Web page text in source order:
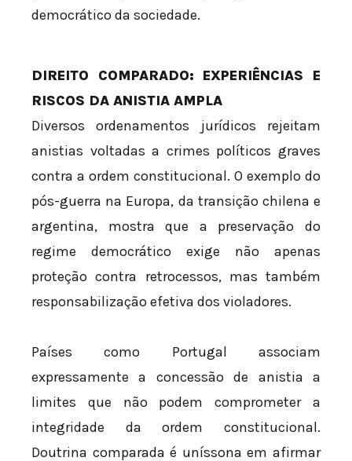
democrático da sociedade.
DIREITO COMPARADO: EXPERIÊNCIAS E
RISCOS DA ANISTIA AMPLA
Diversos ordenamentos jurídicos rejeitam
anistias voltadas a crimes políticos graves
contra a ordem constitucional. O exemplo do
pós-guerra na Europa, da transição chilena e
argentina, mostra que a preservação do
regime democrático exige não apenas
proteção contra retrocessos, mas também
responsabilização efetiva dos violadores.
Países como Portugal associam
expressamente a concessão de anistia a
limites que não podem comprometer a
integridade da ordem constitucional.
Doutrina comparada é uníssona em afirmar